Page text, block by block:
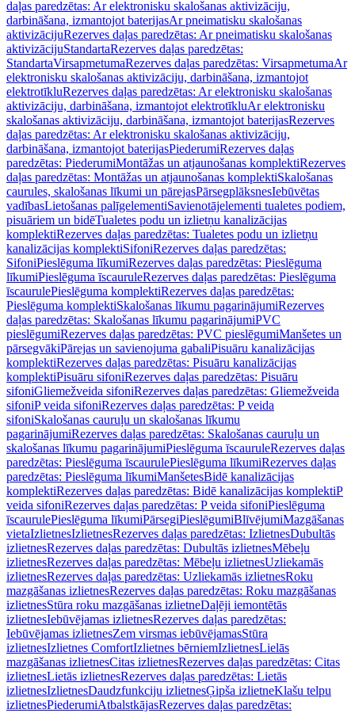
daļas paredzētas: Ar elektronisku skalošanas aktivizāciju,
darbināšana, izmantojot baterijasAr pneimatisku skalošanas
aktivizācijuRezerves daļas paredzētas: Ar pneimatisku skalošanas
aktivizācijuStandartaRezerves daļas paredzētas:
StandartaVirsapmetumaRezerves daļas paredzētas: VirsapmetumaAr
elektronisku skalošanas aktivizāciju, darbināšana, izmantojot
elektrotīkluRezerves daļas paredzētas: Ar elektronisku skalošanas
aktivizāciju, darbināšana, izmantojot elektrotīkluAr elektronisku
skalošanas aktivizāciju, darbināšana, izmantojot baterijasRezerves
daļas paredzētas: Ar elektronisku skalošanas aktivizāciju,
darbināšana, izmantojot baterijasPiederumiRezerves daļas
paredzētas: PiederumiMontāžas un atjaunošanas komplektiRezerves
daļas paredzētas: Montāžas un atjaunošanas komplektiSkalošanas
caurules, skalošanas līkumi un pārejasPārsegplāksnesIebūvētas
vadībasLietošanas palīgelementiSavienotājelementi tualetes podiem,
pisuāriem un bidēTualetes podu un izlietņu kanalizācijas
komplektiRezerves daļas paredzētas: Tualetes podu un izlietņu
kanalizācijas komplektiSifoniRezerves daļas paredzētas:
SifoniPieslēguma līkumiRezerves daļas paredzētas: Pieslēguma
līkumiPieslēguma īscauruleRezerves daļas paredzētas: Pieslēguma
īscaurulePieslēguma komplektiRezerves daļas paredzētas:
Pieslēguma komplektiSkalošanas līkumu pagarinājumiRezerves
daļas paredzētas: Skalošanas līkumu pagarinājumiPVC
pieslēgumiRezerves daļas paredzētas: PVC pieslēgumiManšetes un
pārsegvākiPārejas un savienojuma gabaliPisuāru kanalizācijas
komplektiRezerves daļas paredzētas: Pisuāru kanalizācijas
komplektiPisuāru sifoniRezerves daļas paredzētas: Pisuāru
sifoniGliemežveida sifoniRezerves daļas paredzētas: Gliemežveida
sifoniP veida sifoniRezerves daļas paredzētas: P veida
sifoniSkalošanas cauruļu un skalošanas līkumu
pagarinājumiRezerves daļas paredzētas: Skalošanas cauruļu un
skalošanas līkumu pagarinājumiPieslēguma īscauruleRezerves daļas
paredzētas: Pieslēguma īscaurulePieslēguma līkumiRezerves daļas
paredzētas: Pieslēguma līkumiManšetesBidē kanalizācijas
komplektiRezerves daļas paredzētas: Bidē kanalizācijas komplektiP
veida sifoniRezerves daļas paredzētas: P veida sifoniPieslēguma
īscaurulePieslēguma līkumiPārsegiPieslēgumiBlīvējumiMazgāšanas
vietaIzlietnesIzlietnesRezerves daļas paredzētas: IzlietnesDubultās
izlietnesRezerves daļas paredzētas: Dubultās izlietnesMēbeļu
izlietnesRezerves daļas paredzētas: Mēbeļu izlietnesUzliekamās
izlietnesRezerves daļas paredzētas: Uzliekamās izlietnesRoku
mazgāšanas izlietnesRezerves daļas paredzētas: Roku mazgāšanas
izlietnesStūra roku mazgāšanas izlietneDaļēji iemontētās
izlietnesIebūvējamas izlietnesRezerves daļas paredzētas:
Iebūvējamas izlietnesZem virsmas iebūvējamasStūra
izlietnesIzlietnes ComfortIzlietnes bērniemIzlietnesLielās
mazgāšanas izlietnesCitas izlietnesRezerves daļas paredzētas: Citas
izlietnesLietās izlietnesRezerves daļas paredzētas: Lietās
izlietnesIzlietnesDaudzfunkciju izlietnesĢipša izlietneKlašu telpu
izlietnesPiederumiAtbalstkājasRezerves daļas paredzētas: